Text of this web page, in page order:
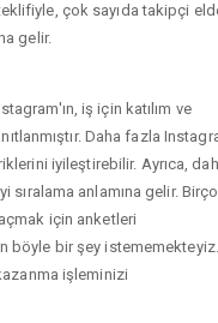
çok sayıda takipçi
gelir.
iş için katılım ve
Daha fazla
iyileştirebilir. Ayrıca,
sıralama anlamına gelir.
için anketleri
böyle bir şey istememekteyiz.
işleminizi